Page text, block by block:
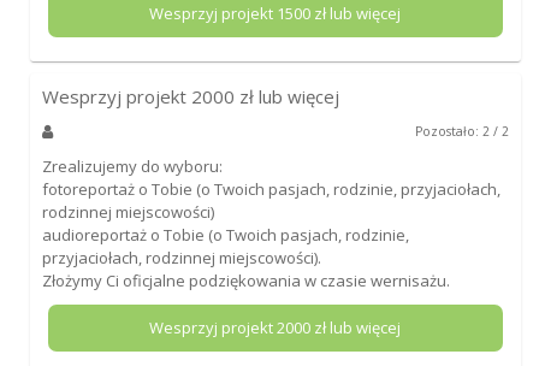
Wesprzyj projekt 1500 zł lub więcej
Wesprzyj projekt 2000 zł lub więcej
Pozostało: 2 / 2
Zrealizujemy do wyboru:
fotoreportaż o Tobie (o Twoich pasjach, rodzinie, przyjaciołach,
rodzinnej miejscowości)
audioreportaż o Tobie (o Twoich pasjach, rodzinie,
przyjaciołach, rodzinnej miejscowości).
Złożymy Ci oficjalne podziękowania w czasie wernisażu.
Wesprzyj projekt2000 zł lub więcej